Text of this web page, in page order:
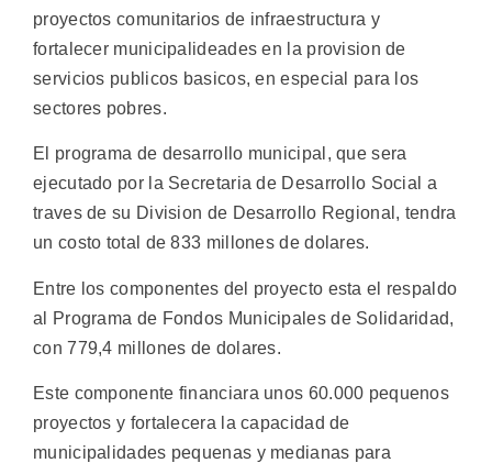
proyectos comunitarios de infraestructura y
fortalecer municipalideades en la provision de
servicios publicos basicos, en especial para los
sectores pobres.
El programa de desarrollo municipal, que sera
ejecutado por la Secretaria de Desarrollo Social a
traves de su Division de Desarrollo Regional, tendra
un costo total de 833 millones de dolares.
Entre los componentes del proyecto esta el respaldo
al Programa de Fondos Municipales de Solidaridad,
con 779,4 millones de dolares.
Este componente financiara unos 60.000 pequenos
proyectos y fortalecera la capacidad de
municipalidades pequenas y medianas para